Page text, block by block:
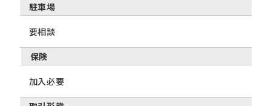
駐車場
要相談
保険
加入必要